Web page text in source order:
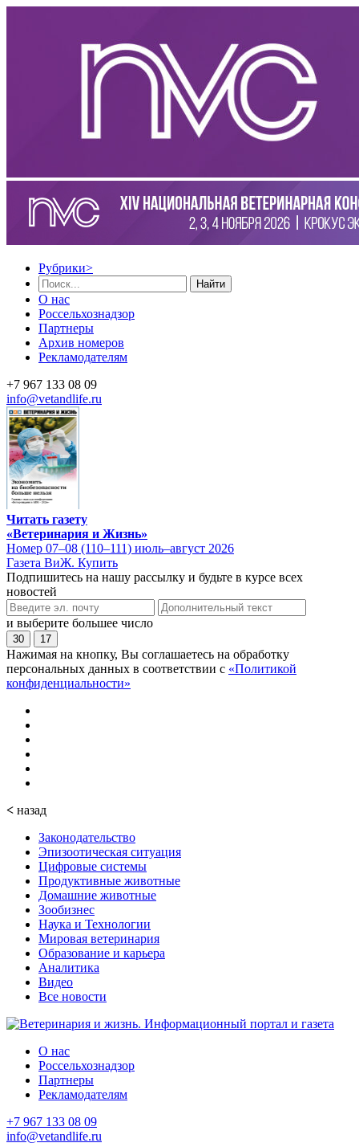
Рубрики>
Найти
О нас
Россельхознадзор
Партнеры
Архив номеров
Рекламодателям
+7 967 133 08 09
info@vetandlife.ru
Читать газету
«Ветеринария и Жизнь»
Номер 07–08 (110–111) июль–август 2026
Газета ВиЖ. Купить
Подпишитесь на нашу рассылку и будьте в курсе всех
новостей
и выберите большее число
30 17
Нажимая на кнопку, Вы соглашаетесь на обработку
персональных данных в соответствии с «Политикой
конфиденциальности»
< назад
Законодательство
Эпизоотическая ситуация
Цифровые системы
Продуктивные животные
Домашние животные
Зообизнес
Наука и Технологии
Мировая ветеринария
Образование и карьера
Аналитика
Видео
Все новости
О нас
Россельхознадзор
Партнеры
Рекламодателям
+7 967 133 08 09
info@vetandlife.ru